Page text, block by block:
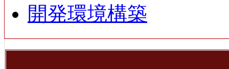
開発環境構築